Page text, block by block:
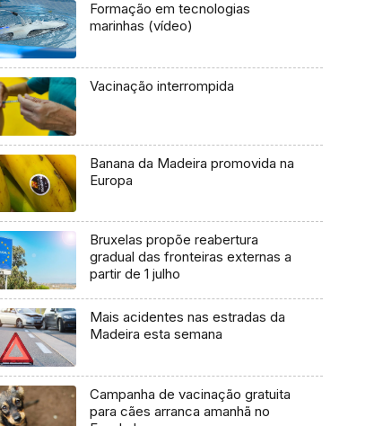
Formação em tecnologias
marinhas (vídeo)
Vacinação interrompida
Banana da Madeira promovida na
Europa
Bruxelas propõe reabertura
gradual das fronteiras externas a
partir de 1 julho
Mais acidentes nas estradas da
Madeira esta semana
Campanha de vacinação gratuita
para cães arranca amanhã no